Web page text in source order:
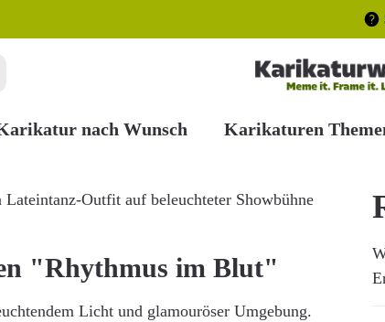
nach Wunsch Karikaturen
"Rhythmus im Blut"
Licht und glamouröser Umgebung.